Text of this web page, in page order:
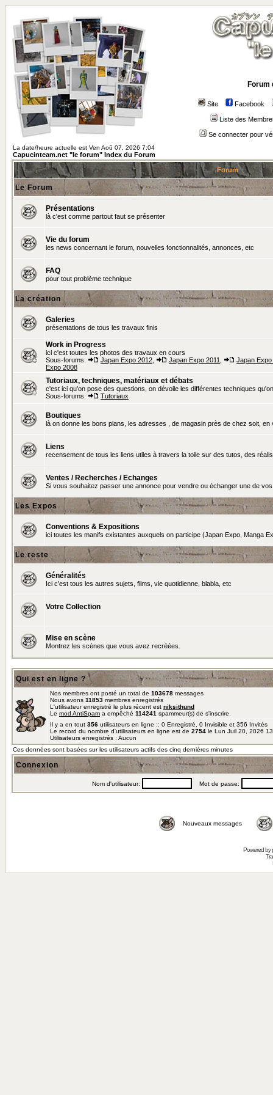
Forum
Site Facebook
Liste des
Se connecter pour
La date/heure actuelle est Ven Aoû 07, 2026 7:04
Capucinteam.net "le forum" Index du Forum
Forum
Le Forum
Présentations
là c'est comme partout faut se présenter
Vie du forum
les news concernant le forum, nouvelles fonctionnalités, annonces, etc
FAQ
pour tout problème technique
La création
Galeries
présentations de tous les travaux finis
Work in Progress
ici c'est toutes les photos des travaux en cours
Sous-forums:
Japan Expo 2012 Japan Expo 2011
Japan Expo
Expo 2008
Tutoriaux, techniques, matériaux et débats
c'est ici qu'on pose des questions, on dévoile les différentes techniques
Sous-forums:
Tutoriaux
Boutiques
là on donne les bons plans, les adresses , de magasin près de chez soit, en
Liens
recensement de tous les liens utiles à travers la toile sur des tutos, des
Ventes / Recherches / Echanges
Si vous souhaitez passer une annonce pour vendre ou échanger une de
Les Expos
Conventions & Expositions
ici toutes les manifs existantes auxquels on participe (Japan Expo, Manga
Le reste
Généralités
Ici c'est tous les autres sujets, films, vie quotidienne, blabla, etc
Votre Collection
Mise en scène
Montrez les scènes que vous avez recréées.
Qui est en ligne ?
Nos membres ont posté un total de 103678 messages
Nous avons 11853 membres enregistrés
L'utilisateur enregistré le plus récent est niksithund
Le mod AntiSpam a empêché 114241 spammeur(s) de s'inscrire.
Il y a en tout 356 utilisateurs en ligne :: 0 Enregistré, 0 Invisible et 356
Le record du nombre d'utilisateurs en ligne est de 2754 le Lun Juil 20, 2026
Utilisateurs enregistrés : Aucun
Ces données sont basées sur les utilisateurs actifs des cinq dernières minutes
Connexion
Nom d'utilisateur: Mot de passe:
Nouveaux messages
Powered by